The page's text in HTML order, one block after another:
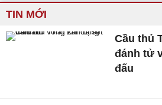
TIN MỚI
Cầu thủ
đánh tử
đấu